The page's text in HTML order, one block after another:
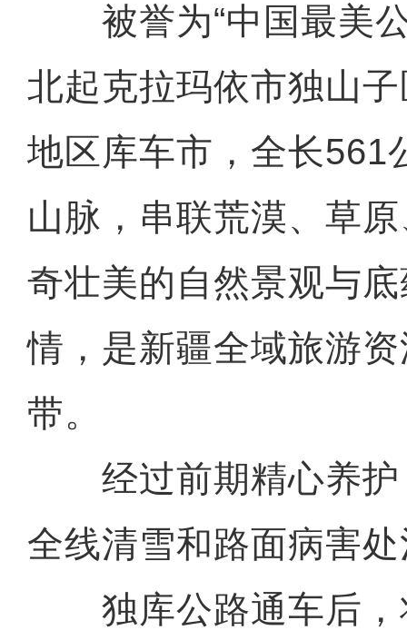
被誉为“中国最美公
北起克拉玛依市独山
地区库车市，全长561
山脉，串联荒漠、草
奇壮美的自然景观与
情，是新疆全域旅游
带。
经过前期精心养护
全线清雪和路面病害
独库公路通车后，